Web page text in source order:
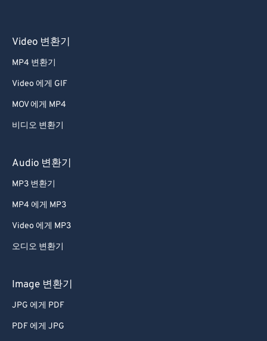
Video 변환기
MP4 변환기
Video 에게 GIF
MOV 에게 MP4
비디오 변환기
Audio 변환기
MP3 변환기
MP4 에게 MP3
Video 에게 MP3
오디오 변환기
Image 변환기
JPG 에게 PDF
PDF 에게 JPG